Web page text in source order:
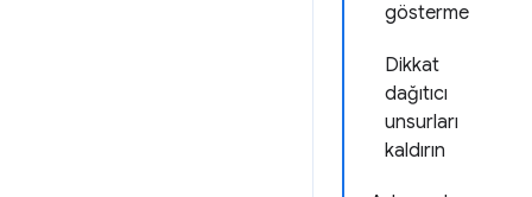
gösterme
Dikkat
dağıtıcı
unsurları
kaldırın